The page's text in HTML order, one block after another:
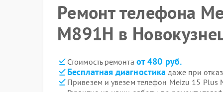
Ремонт телефона
M891H в
Стоимость ремонта от 480 руб.
Бесплатная диагностика даже при
Привезем и увезем телефон Meizu 15 Plus